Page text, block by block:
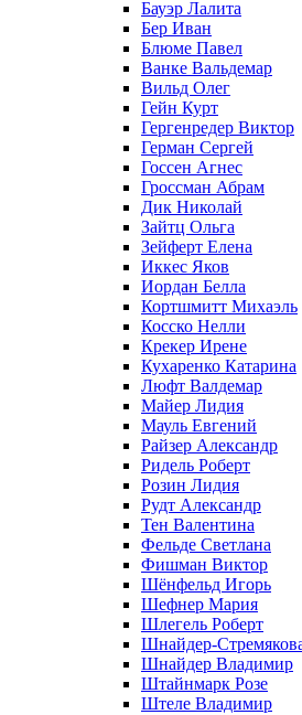
Бауэр Лалита
Бер Иван
Блюме Павел
Ванке Вальдемар
Вильд Олег
Гейн Курт
Гергенредер Виктор
Герман Сергей
Госсен Агнес
Гроссман Абрам
Дик Николай
Зайтц Ольга
Зейферт Елена
Иккес Яков
Иордан Белла
Кортшмитт Михаэль
Косско Нелли
Крекер Ирене
Кухаренко Катарина
Люфт Валдемaр
Майер Лидия
Мауль Евгений
Райзер Александр
Ридель Роберт
Розин Лидия
Рудт Александр
Тен Валентина
Фельде Светлана
Фишман Виктор
Шёнфельд Игорь
Шефнер Мария
Шлегель Роберт
Шнайдер-
Шнайдер Владимир
Штайнмарк Розe
Штеле Владимир